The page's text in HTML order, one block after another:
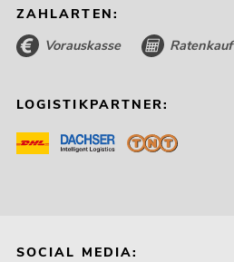
ZAHLARTEN:
Vorauskasse Ratenkauf
LOGISTIKPARTNER:
SOCIAL MEDIA: